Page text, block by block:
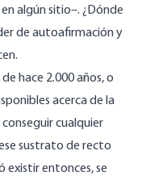
algún sitio–. ¿Dónde
de autoafirmación y
hace 2.000 años, o
acerca de la
cualquier
sustrato de recto
existir entonces, se